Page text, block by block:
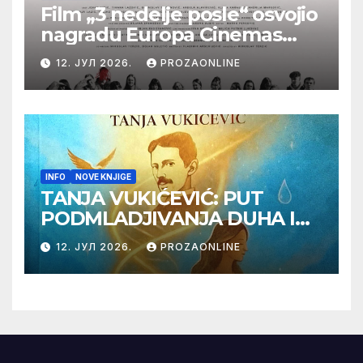
Film „3 nedelje posle“ osvojio
nagradu Europa Cinemas
Label na Filmskom festivalu
u Karlovim Varima
12. ЈУЛ 2026. PROZAONLINE
INFO NOVE KNJIGE
TANJA VUKIĆEVIĆ: PUT
PODMLADJIVANJA DUHA I
TELA SA TESLOM
12. ЈУЛ 2026. PROZAONLINE